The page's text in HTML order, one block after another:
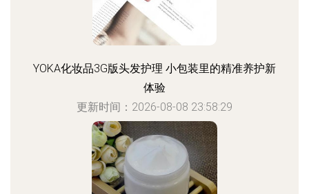
YOKA化妆品3G版头发护理 小包装里的精准养护新
体验
更新时间：2026-08-08 23:58:29